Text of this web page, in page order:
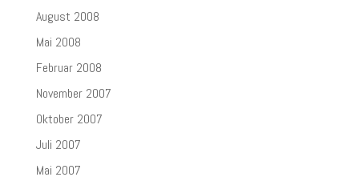
August 2008
Mai 2008
Februar 2008
November 2007
Oktober 2007
Juli 2007
Mai 2007